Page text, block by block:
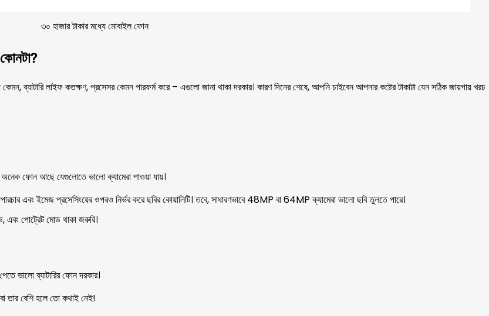
৩০ হাজার টাকার মধ্যে মোবাইল ফোন
ব্যাটারি লাইফ কতক্ষণ, প্রসেসর কেমন পারফর্ম করে – এগুলো জানা থাকা দরকার। কারণ দিনের শেষে, আপনি চাইবেন আপনার কষ্টের টাকাটা যেন সঠিক জায়গায় খরচ
অনেক ফোন আছে যেগুলোতে ভালো ক্যামেরা পাওয়া যায়।
এবং ইমেজ প্রসেসিংয়ের ওপরও নির্ভর করে ছবির কোয়ালিটি। তবে, সাধারণভাবে 48MP বা 64MP ক্যামেরা ভালো ছবি তুলতে পারে।
পোট্রেট মোড থাকা জরুরি।
ভালো ব্যাটারির ফোন দরকার।
বেশি হলে তো কথাই নেই!